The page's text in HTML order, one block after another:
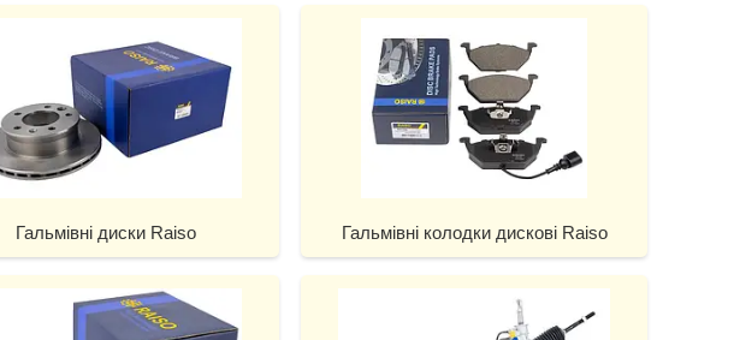
Гальмівні диски Raiso Гальмівні колодки дискові Raiso